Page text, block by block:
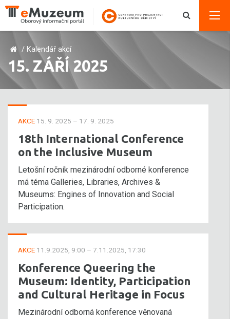
/ Kalendář akcí
15. ZÁŘÍ 2025
AKCE 15. 9. 2025 – 17. 9. 2025
18th International Conference
on the Inclusive Museum
Letošní ročník mezinárodní odborné konference
má téma Galleries, Libraries, Archives &
Museums: Engines of Innovation and Social
Participation.
AKCE 11.9.2025, 9:00 – 7.11.2025, 17:30
Konference Queering the
Museum: Identity, Participation
and Cultural Heritage in Focus
Mezinárodní odborná konference věnovaná